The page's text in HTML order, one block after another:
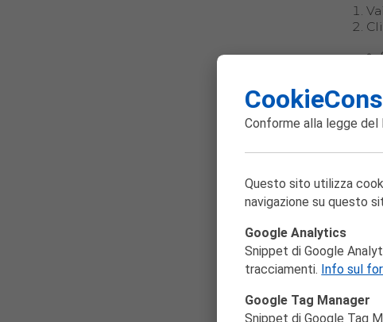
di
Conforme alla legge del
Questo sito utilizza
navigazione su questo
Google Analytics
Snippet di Google
tracciamenti. Info sul
Google Tag Manager
Snippet di Google Tag